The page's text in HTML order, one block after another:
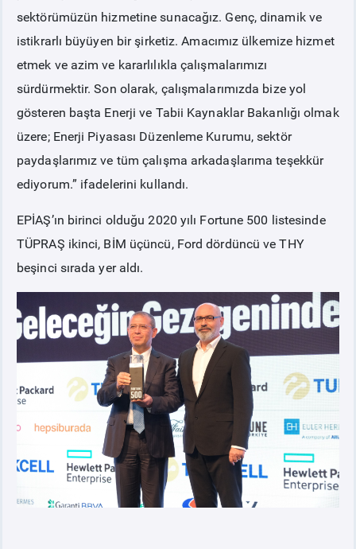
BT HİZMET YÖNETİM SİSTEMİ POLİTİKAMIZ
sektörümüzün hizmetine sunacağız. Genç, dinamik ve
istikrarlı büyüyen bir şirketiz. Amacımız ülkemize hizmet
etmek ve azim ve kararlılıkla çalışmalarımızı
sürdürmektir. Son olarak, çalışmalarımızda bize yol
gösteren başta Enerji ve Tabii Kaynaklar Bakanlığı olmak
üzere; Enerji Piyasası Düzenleme Kurumu, sektör
paydaşlarımız ve tüm çalışma arkadaşlarıma teşekkür
ediyorum.” ifadelerini kullandı.
EPİAŞ’ın birinci olduğu 2020 yılı Fortune 500 listesinde
TÜPRAŞ ikinci, BİM üçüncü, Ford dördüncü ve THY
beşinci sırada yer aldı.